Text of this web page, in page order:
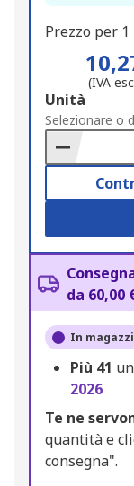
Prezzo per
(IVA
Add
to
Basket
Unità
Selezionare o
da 60,00
In
Più 41
2026
Te ne
quantità e
consegna".